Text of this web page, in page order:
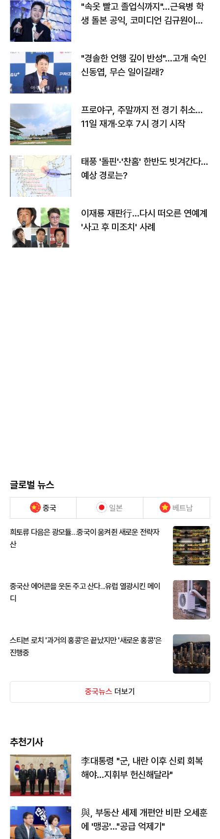
"속옷 빨고 졸업식까지"…근육병 학
생 돌본 공익, 코미디언 김규원이었
"경솔한 언행 깊이 반성"…고개 숙인
신동엽, 무슨 일이길래?
프로야구, 주말까지 전 경기 취소…
11일 재개·오후 7시 경기 시작
태풍 '돌핀'·'찬홈' 한반도 빗겨간다…
예상 경로는?
이재룡 재판行…다시 떠오른 연예계
'사고 후 미조치' 사례
글로벌 뉴스
중국 일본 베트남
희토류 다음은 광모듈…중국이 움켜쥔 새로운 전략자
산
중국산 에어콘을 웃돈 주고 산다...유럽 열광시킨 메이
디
스티븐 로치 '과거의 홍콩'은 끝났지만 '새로운 홍콩'은
진행중
중국뉴스 더보기
추천기사
李대통령 "군, 내란 이후 신뢰 회복
해야…지휘부 헌신해달라"
與, 부동산 세제 개편안 비판 오세훈
에 '맹공'…"공급 억제기"